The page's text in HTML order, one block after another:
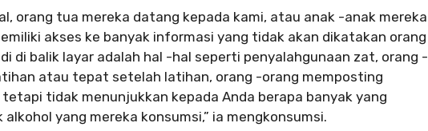
orang tua mereka datang kepada kami, atau anak -anak mereka
akses ke banyak informasi yang tidak akan dikatakan orang
di balik layar adalah hal -hal seperti penyalahgunaan zat, orang -
atau tepat setelah latihan, orang -orang memposting
tidak menunjukkan kepada Anda berapa banyak yang
yang mereka konsumsi,” ia mengkonsumsi.